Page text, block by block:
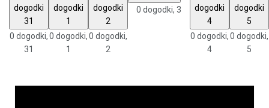
dogodki
31
0 dogodki,
31
dogodki
1
0 dogodki,
1
dogodki
2
0 dogodki,
2
0 dogodki, 3
dogodki
4
0 dogodki,
4
dogodki
5
0 dogodki,
5